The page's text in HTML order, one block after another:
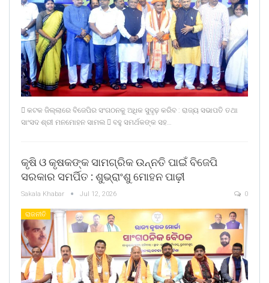
 କଟକ ଜିଲ୍ଲାରେ ବିଜେପିର ସଂଗଠନକୁ ଅଧିକ ସୁଦୃଢ଼ କରିବ : ରାଜ୍ୟ ସଭାପତି ତଥା
ସାଂସଦ ଶ୍ରୀ ମନମୋହନ ସାମଲ  ବହୁ ସମର୍ଥକଙ୍କ ସହ…
କୃଷି ଓ କୃଷକଙ୍କ ସାମଗ୍ରିକ ଉନ୍ନତି ପାଇଁ ବିଜେପି
ସରକାର ସମର୍ପିତ : ଶୁଭ୍ରାଂଶୁ ମୋହନ ପାଢ଼ୀ
Sakala Khabar Jul 12, 2026 0
ରାଜନୀତି